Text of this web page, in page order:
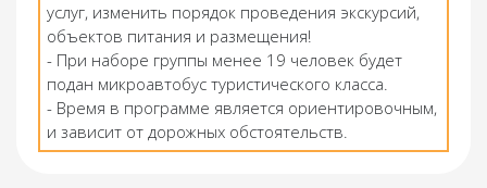
услуг, изменить порядок проведения экскурсий,
объектов питания и размещения!
- При наборе группы менее 19 человек будет
подан микроавтобус туристического класса.
- Время в программе является ориентировочным,
и зависит от дорожных обстоятельств.